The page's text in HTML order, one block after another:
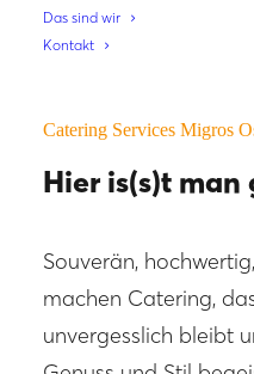
Das sind wir
Kontakt
Catering Services Migros
Hier is(s)t
Souverän,
machen Catering,
unvergesslich bleibt